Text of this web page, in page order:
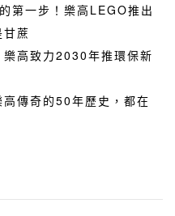
第一步！樂高LEGO推出
蔗
高致力2030年推環保新
傳奇的50年歷史，都在